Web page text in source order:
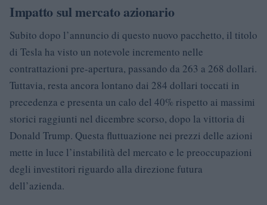
Impatto sul mercato azionario
Subito dopo l’annuncio di questo nuovo pacchetto, il titolo
di Tesla ha visto un notevole incremento nelle
contrattazioni pre-apertura, passando da 263 a 268 dollari.
Tuttavia, resta ancora lontano dai 284 dollari toccati in
precedenza e presenta un calo del 40% rispetto ai massimi
storici raggiunti nel dicembre scorso, dopo la vittoria di
Donald Trump. Questa fluttuazione nei prezzi delle azioni
mette in luce l’instabilità del mercato e le preoccupazioni
degli investitori riguardo alla direzione futura
dell’azienda.